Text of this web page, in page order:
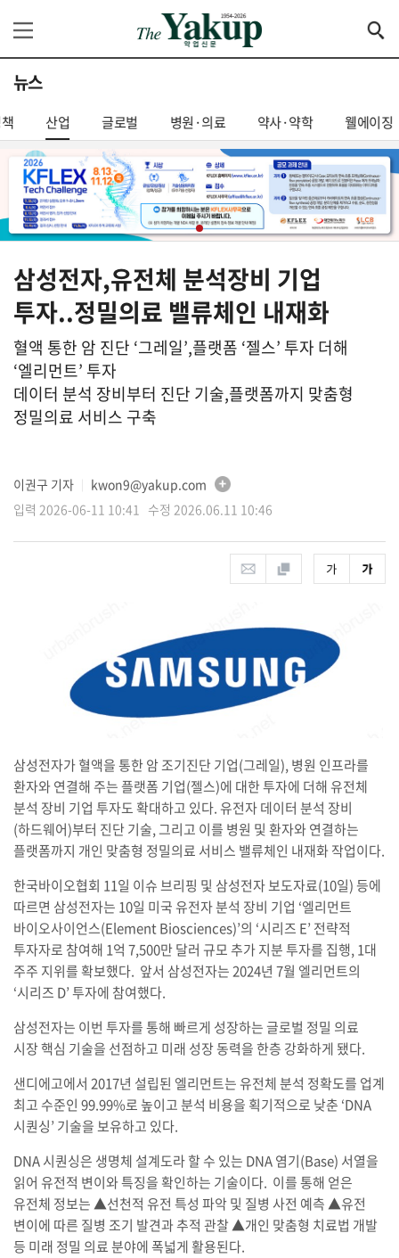
뉴스
산업 글로벌 병원·의료 약사·약학 웰에이징
삼성전자,유전체 분석장비 기업
투자..정밀의료 밸류체인 내재화
혈액 통한 암 진단 ‘그레일’,플랫폼 ‘젤스’ 투자 더해
‘엘리먼트’ 투자
데이터 분석 장비부터 진단 기술,플랫폼까지 맞춤형
정밀의료 서비스 구축
이권구 기자
kwon9@yakup.com
입력 2026-06-11 10:41 수정 2026.06.11 10:46
삼성전자가 혈액을 통한 암 조기진단 기업(그레일), 병원 인프라를
환자와 연결해 주는 플랫폼 기업(젤스)에 대한 투자에 더해 유전체
분석 장비 기업 투자도 확대하고 있다. 유전자 데이터 분석 장비
(하드웨어)부터 진단 기술, 그리고 이를 병원 및 환자와 연결하는
플랫폼까지 개인 맞춤형 정밀의료 서비스 밸류체인 내재화 작업이다.
한국바이오협회 11일 이슈 브리핑 및 삼성전자 보도자료(10일) 등에
따르면 삼성전자는 10일 미국 유전자 분석 장비 기업 ‘엘리먼트
바이오사이언스(Element Biosciences)’의 ‘시리즈 E’ 전략적
투자자로 참여해 1억 7,500만 달러 규모 추가 지분 투자를 집행, 1대
주주 지위를 확보했다. 앞서 삼성전자는 2024년 7월 엘리먼트의
‘시리즈 D’ 투자에 참여했다.
삼성전자는 이번 투자를 통해 빠르게 성장하는 글로벌 정밀 의료
시장 핵심 기술을 선점하고 미래 성장 동력을 한층 강화하게 됐다.
샌디에고에서 2017년 설립된 엘리먼트는 유전체 분석 정확도를 업계
최고 수준인 99.99%로 높이고 분석 비용을 획기적으로 낮춘 ‘DNA
시퀀싱’ 기술을 보유하고 있다.
DNA 시퀀싱은 생명체 설계도라 할 수 있는 DNA 염기(Base) 서열을
읽어 유전적 변이와 특징을 확인하는 기술이다. 이를 통해 얻은
유전체 정보는 ▲선천적 유전 특성 파악 및 질병 사전 예측 ▲유전
변이에 따른 질병 조기 발견과 추적 관찰 ▲개인 맞춤형 치료법 개발
등 미래 정밀 의료 분야에 폭넓게 활용된다.